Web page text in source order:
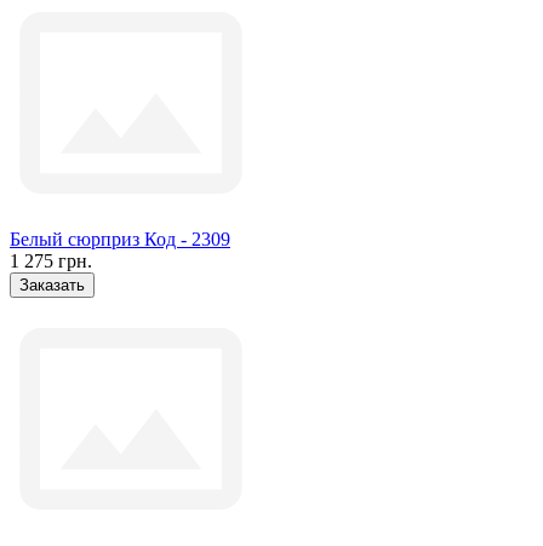
Белый сюрприз Код - 2309
1 275 грн.
Заказать